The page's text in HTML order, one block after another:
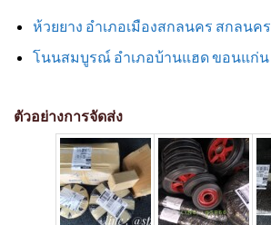
ห้วยยาง อำเภอเมืองสกลนคร สกลนคร
โนนสมบูรณ์ อำเภอบ้านแฮด ขอนแก่น
ตัวอย่างการจัดส่ง